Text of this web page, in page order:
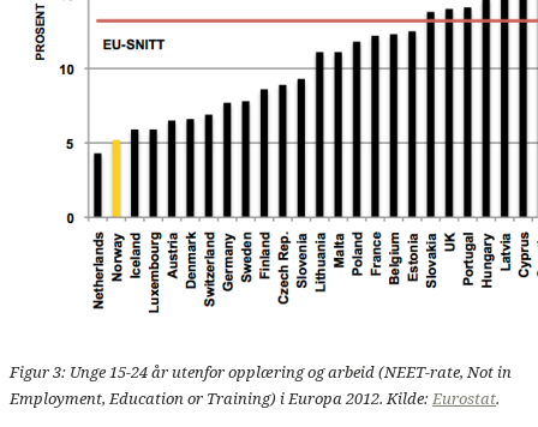
Figur 3: Unge 15-24 år utenfor opplæring og arbeid (NEET-rate, Not in
Employment, Education or Training) i Europa 2012. Kilde:Eurostat.